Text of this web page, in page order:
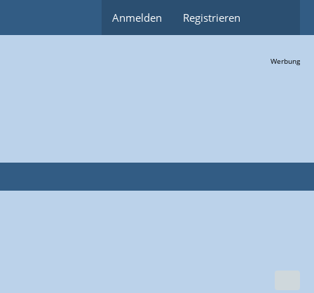
Anmelden Registrieren
Werbung